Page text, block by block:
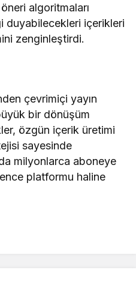
algoritmaları
duyabilecekleri içerikleri
zenginleştirdi.
çevrimiçi yayın
bir dönüşüm
özgün içerik üretimi
sayesinde
milyonlarca aboneye
platformu haline